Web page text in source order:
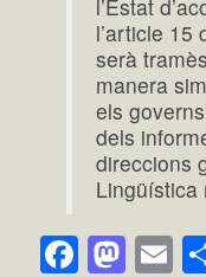
l’Estat
l’article 15
serà
manera
els
dels
direccions
Lingüística